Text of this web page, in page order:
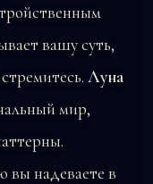
вашу суть,
Луна
мир,
вы надеваете в